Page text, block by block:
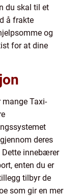
du skal til et
å frakte
og
for at dine
Taxi-
deres
Dette innebærer
enten du er
tilbyr de
som gir en mer